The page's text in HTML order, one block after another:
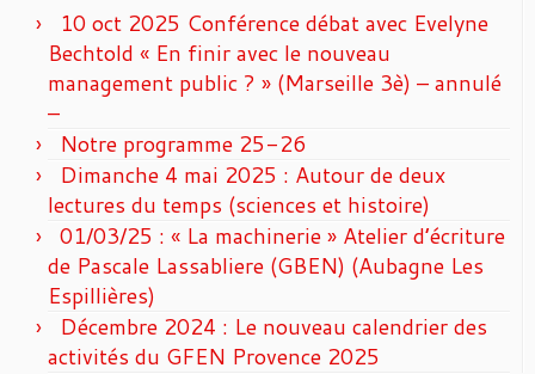
10 oct 2025 Conférence débat avec Evelyne
Bechtold « En finir avec le nouveau
management public ? » (Marseille 3è) – annulé
–
Notre programme 25-26
Dimanche 4 mai 2025 : Autour de deux
lectures du temps (sciences et histoire)
01/03/25 : « La machinerie » Atelier d’écriture
de Pascale Lassabliere (GBEN) (Aubagne Les
Espillières)
Décembre 2024 : Le nouveau calendrier des
activités du GFEN Provence 2025